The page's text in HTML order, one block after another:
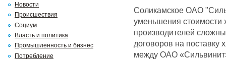
Соликамское ОАО
уменьшения стоимости
производителей
договоров на поставку
между ОАО
Новости
Происшествия
Социум
Власть и политика
Промышленность и бизнес
Потребление